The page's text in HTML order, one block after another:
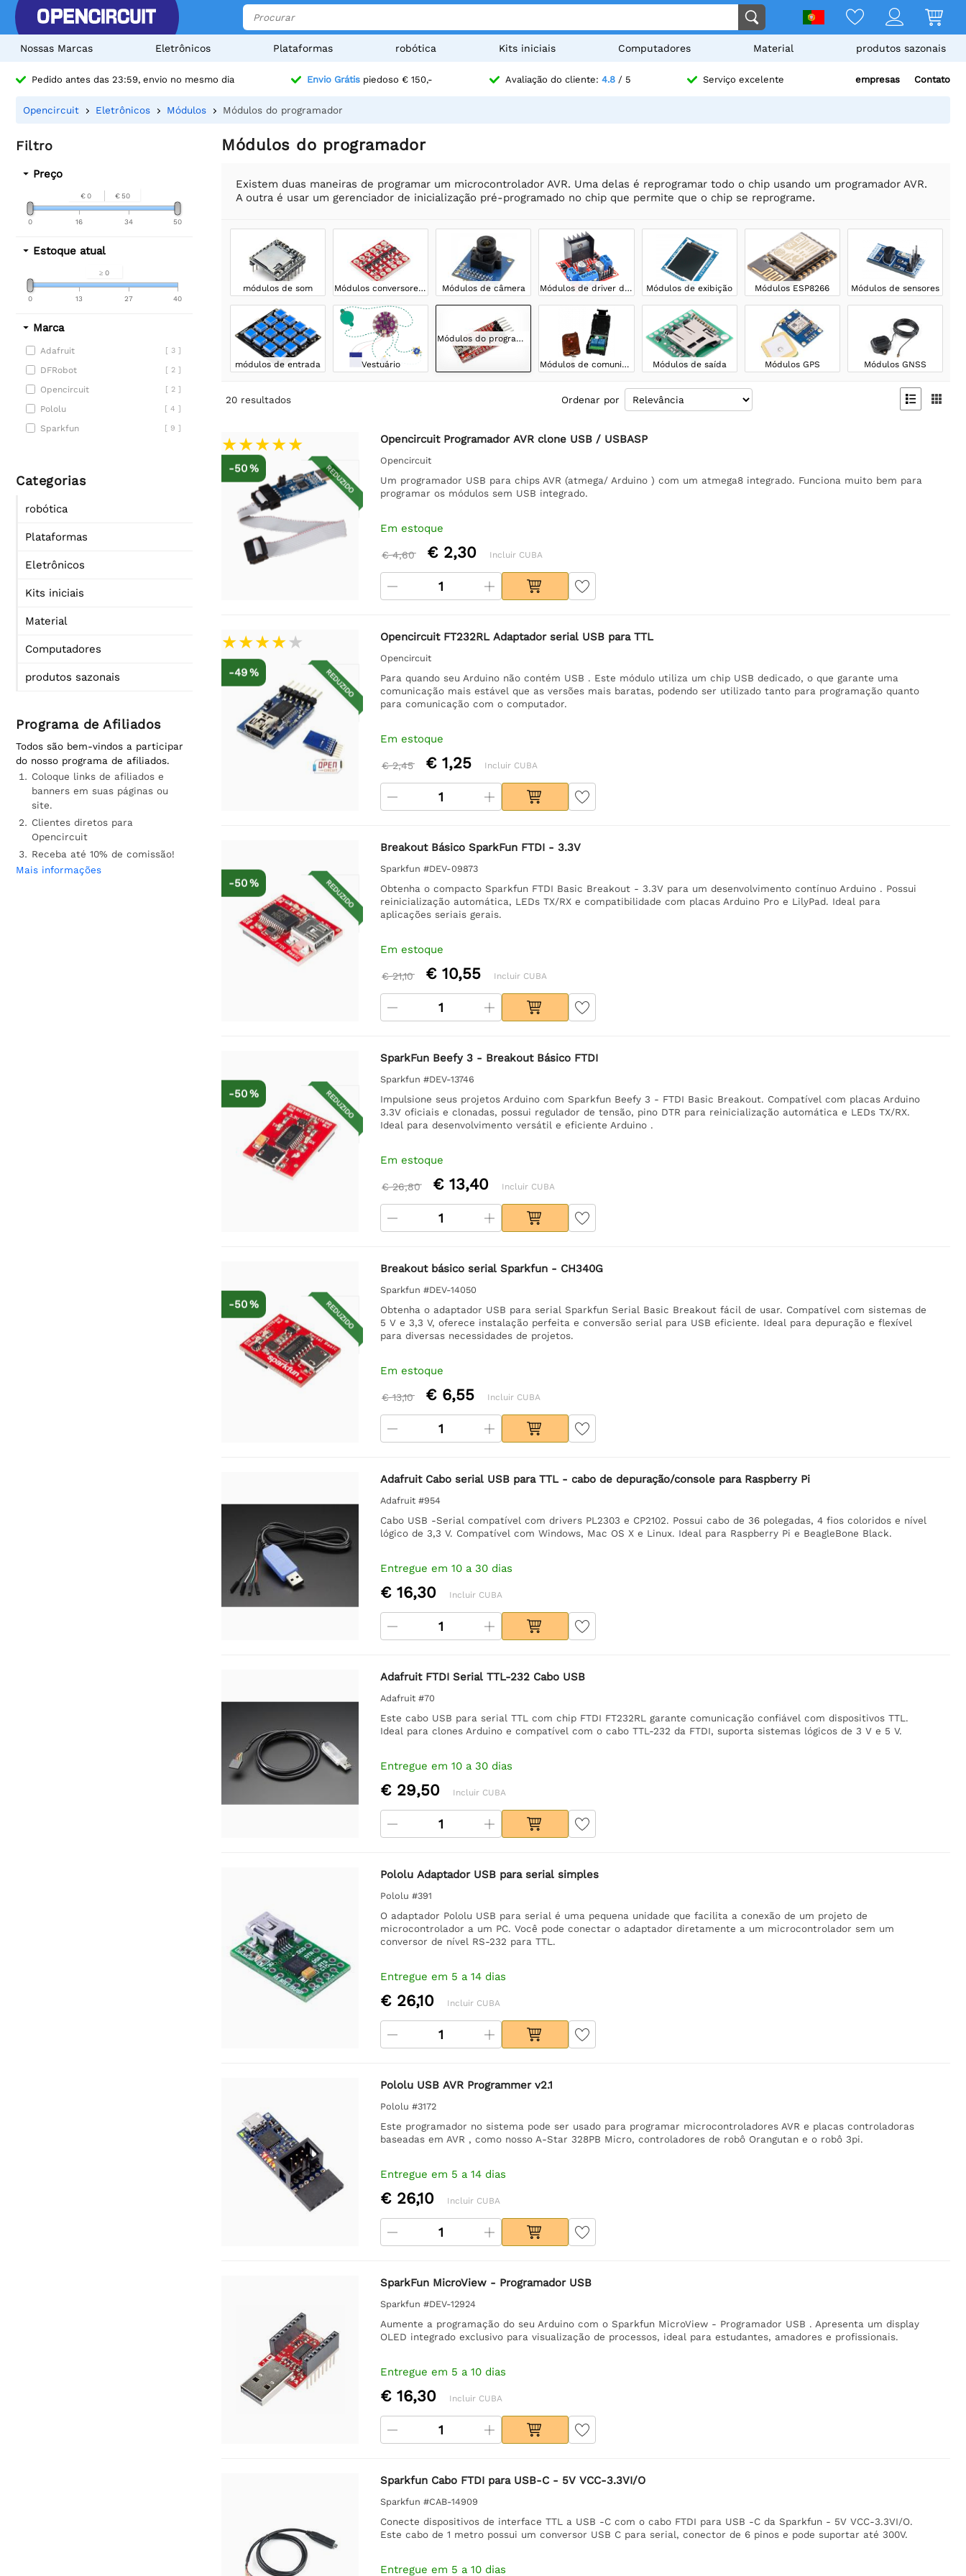
Nossas Marcas Eletrônicos Plataformas robótica Kits iniciais Computadores Material produtos sazonais
Pedido antes das 23:59, envio no mesmo dia Envio Grátispiedoso € 150,- Avaliação do cliente: 4.8/ 5 Serviço excelente empresas Contato
Opencircuit Eletrônicos Módulos Módulos do programador
Filtro
Preço
€ 0 € 50
0 50
16 34
Estoque atual
≥ 0
0 40
13 27
Marca
Adafruit [ 3 ]
DFRobot [ 2 ]
Opencircuit [ 2 ]
Pololu [ 4 ]
Sparkfun [ 9 ]
Categorias
robótica
Plataformas
Eletrônicos
Kits iniciais
Material
Computadores
produtos sazonais
Programa de Afiliados
Todos são bem-vindos a participar
do nosso programa de afiliados.
Coloque links de afiliados e
banners em suas páginas ou
site.
Clientes diretos para
Opencircuit
Receba até 10% de comissão!
Mais informações
Módulos do programador
Existem duas maneiras de programar um microcontrolador AVR. Uma delas é reprogramar todo o chip usando um programador AVR.
A outra é usar um gerenciador de inicialização pré-programado no chip que permite que o chip se reprograme.
módulos de som Módulos conversores de nível Módulos de câmera Módulos de driver de motor Módulos de exibição Módulos ESP8266 Módulos de sensores
módulos de entrada Vestuário
Módulos do programador
Módulos de comunicação Módulos de saída Módulos GPS Módulos GNSS
20 resultados Ordenar por  
REDUZIDO
-50 %
Opencircuit Programador AVR clone USB / USBASP
Opencircuit
Um programador USB para chips AVR (atmega/ Arduino ) com um atmega8 integrado. Funciona muito bem para
programar os módulos sem USB integrado.
Em estoque
€ 4,60 € 2,30 Incluir CUBA
REDUZIDO
-49 %
Opencircuit FT232RL Adaptador serial USB para TTL
Opencircuit
Para quando seu Arduino não contém USB . Este módulo utiliza um chip USB dedicado, o que garante uma
comunicação mais estável que as versões mais baratas, podendo ser utilizado tanto para programação quanto
para comunicação com o computador.
Em estoque
€ 2,45 € 1,25 Incluir CUBA
REDUZIDO
-50 %
Breakout Básico SparkFun FTDI - 3.3V
Sparkfun #DEV-09873
Obtenha o compacto Sparkfun FTDI Basic Breakout - 3.3V para um desenvolvimento contínuo Arduino . Possui
reinicialização automática, LEDs TX/RX e compatibilidade com placas Arduino Pro e LilyPad. Ideal para
aplicações seriais gerais.
Em estoque
€ 21,10 € 10,55 Incluir CUBA
REDUZIDO
-50 %
SparkFun Beefy 3 - Breakout Básico FTDI
Sparkfun #DEV-13746
Impulsione seus projetos Arduino com Sparkfun Beefy 3 - FTDI Basic Breakout. Compatível com placas Arduino
3.3V oficiais e clonadas, possui regulador de tensão, pino DTR para reinicialização automática e LEDs TX/RX.
Ideal para desenvolvimento versátil e eficiente Arduino .
Em estoque
€ 26,80 € 13,40 Incluir CUBA
REDUZIDO
-50 %
Breakout básico serial Sparkfun - CH340G
Sparkfun #DEV-14050
Obtenha o adaptador USB para serial Sparkfun Serial Basic Breakout fácil de usar. Compatível com sistemas de
5 V e 3,3 V, oferece instalação perfeita e conversão serial para USB eficiente. Ideal para depuração e flexível
para diversas necessidades de projetos.
Em estoque
€ 13,10 € 6,55 Incluir CUBA
Adafruit Cabo serial USB para TTL - cabo de depuração/console para Raspberry Pi
Adafruit #954
Cabo USB -Serial compatível com drivers PL2303 e CP2102. Possui cabo de 36 polegadas, 4 fios coloridos e nível
lógico de 3,3 V. Compatível com Windows, Mac OS X e Linux. Ideal para Raspberry Pi e BeagleBone Black.
Entregue em 10 a 30 dias
€ 16,30 Incluir CUBA
Adafruit FTDI Serial TTL-232 Cabo USB
Adafruit #70
Este cabo USB para serial TTL com chip FTDI FT232RL garante comunicação confiável com dispositivos TTL.
Ideal para clones Arduino e compatível com o cabo TTL-232 da FTDI, suporta sistemas lógicos de 3 V e 5 V.
Entregue em 10 a 30 dias
€ 29,50 Incluir CUBA
Pololu Adaptador USB para serial simples
Pololu #391
O adaptador Pololu USB para serial é uma pequena unidade que facilita a conexão de um projeto de
microcontrolador a um PC. Você pode conectar o adaptador diretamente a um microcontrolador sem um
conversor de nível RS-232 para TTL.
Entregue em 5 a 14 dias
€ 26,10 Incluir CUBA
Pololu USB AVR Programmer v2.1
Pololu #3172
Este programador no sistema pode ser usado para programar microcontroladores AVR e placas controladoras
baseadas em AVR , como nosso A-Star 328PB Micro, controladores de robô Orangutan e o robô 3pi.
Entregue em 5 a 14 dias
€ 26,10 Incluir CUBA
SparkFun MicroView - Programador USB
Sparkfun #DEV-12924
Aumente a programação do seu Arduino com o Sparkfun MicroView - Programador USB . Apresenta um display
OLED integrado exclusivo para visualização de processos, ideal para estudantes, amadores e profissionais.
Entregue em 5 a 10 dias
€ 16,30 Incluir CUBA
Sparkfun Cabo FTDI para USB-C - 5V VCC-3.3VI/O
Sparkfun #CAB-14909
Conecte dispositivos de interface TTL a USB -C com o cabo FTDI para USB -C da Sparkfun - 5V VCC-3.3VI/O.
Este cabo de 1 metro possui um conversor USB C para serial, conector de 6 pinos e pode suportar até 300V.
Entregue em 5 a 10 dias